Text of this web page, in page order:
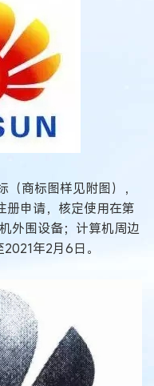
商标图样见附图），
册申请，核定使用在第
外围设备；计算机周边
年2月6日。